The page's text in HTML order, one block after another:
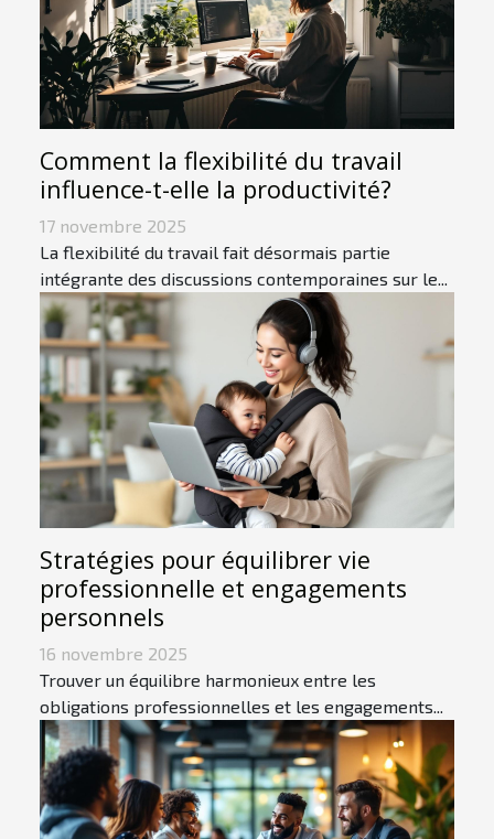
Comment la flexibilité du travail
influence-t-elle la productivité?
17 novembre 2025
La flexibilité du travail fait désormais partie
intégrante des discussions contemporaines sur le...
Stratégies pour équilibrer vie
professionnelle et engagements
personnels
16 novembre 2025
Trouver un équilibre harmonieux entre les
obligations professionnelles et les engagements...